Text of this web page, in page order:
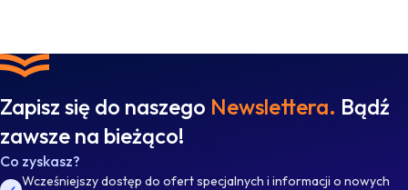
Zapisz się do naszego Newslettera. Bądź
zawsze na bieżąco!
Co zyskasz?
Wcześniejszy dostęp do ofert specjalnych i informacji o nowych